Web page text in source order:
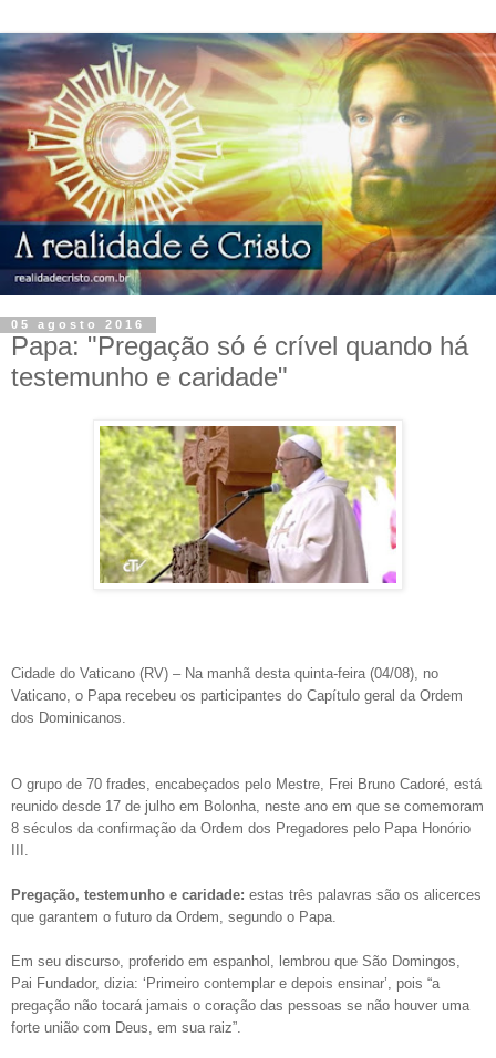
05 agosto 2016
Papa: "Pregação só é crível quando há
testemunho e caridade"
Cidade do Vaticano (RV) – Na manhã desta quinta-feira (04/08), no
Vaticano, o Papa recebeu os participantes do Capítulo geral da Ordem
dos Dominicanos.
O grupo de 70 frades, encabeçados pelo Mestre, Frei Bruno Cadoré, está
reunido desde 17 de julho em Bolonha, neste ano em que se comemoram
8 séculos da confirmação da Ordem dos Pregadores pelo Papa Honório
III.
Pregação, testemunho e caridade: estas três palavras são os alicerces
que garantem o futuro da Ordem, segundo o Papa.
Em seu discurso, proferido em espanhol, lembrou que São Domingos,
Pai Fundador, dizia: ‘Primeiro contemplar e depois ensinar’, pois “a
pregação não tocará jamais o coração das pessoas se não houver uma
forte união com Deus, em sua raiz”.